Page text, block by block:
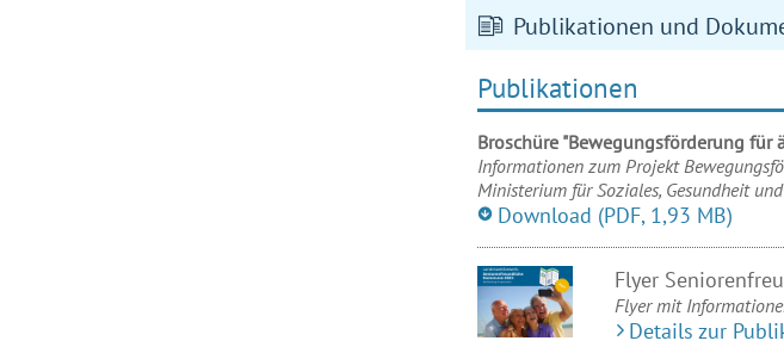
Publikationen und
Publikationen
Broschüre "Bewegungsförderung für
Informationen zum Projekt
Ministerium für Soziales, Gesundheit
Download (PDF, 1,93 MB)
Flyer
Flyer mit
Details zur